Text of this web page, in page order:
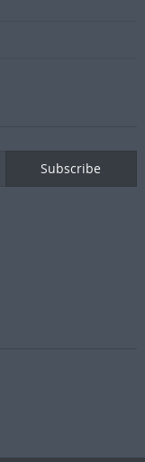
Subscribe